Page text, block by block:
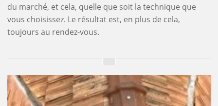
du marché, et cela, quelle que soit la technique que
vous choisissez. Le résultat est, en plus de cela,
toujours au rendez-vous.